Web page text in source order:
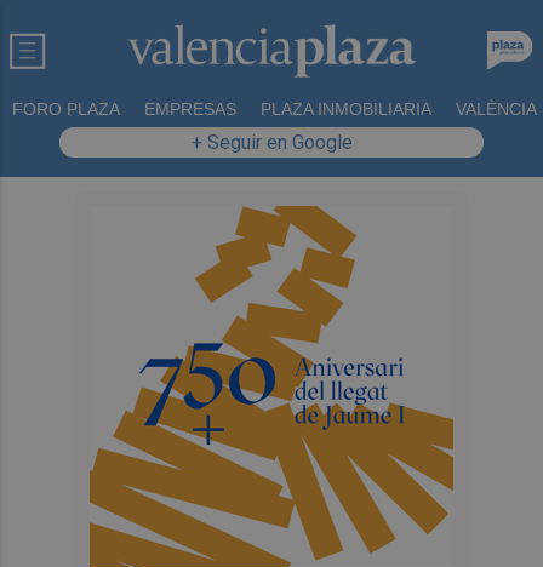
FORO PLAZA EMPRESAS PLAZA INMOBILIARIA VALÈNCIA
+ Seguir en Google